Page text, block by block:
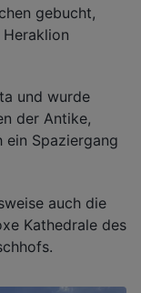
gebucht,
und wurde
der Antike,
ein Spaziergang
auch die
Kathedrale des